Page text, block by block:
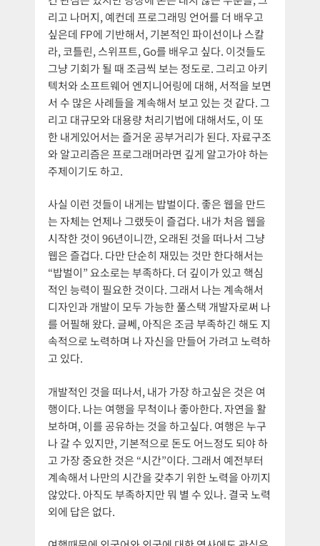
리고 나머지, 예컨데 프로그래밍 언어를 더 배우고
싶은데 FP에 기반해서, 기본적인 파이선이나 스칼
라, 코틀린, 스위프트, Go를 배우고 싶다. 이것들도
그냥 기회가 될 때 조금씩 보는 정도로. 그리고 아키
텍처와 소프트웨어 엔지니어링에 대해, 서적을 보면
서 수 많은 사례들을 계속해서 보고 있는 것 같다. 그
리고 대규모와 대용량 처리기법에 대해서도, 이 또
한 내게있어서는 즐거운 공부거리가 된다. 자료구조
와 알고리즘은 프로그래머라면 깊게 알고가야 하는
주제이기도 하고.
사실 이런 것들이 내게는 밥벌이다. 좋은 웹을 만드
는 자체는 언제나 그랬듯이 즐겁다. 내가 처음 웹을
시작한 것이 96년이니깐, 오래된 것을 떠나서 그냥
웹은 즐겁다. 다만 단순히 재밌는 것만 한다해서는
“밥벌이” 요소로는 부족하다. 더 깊이가 있고 핵심
적인 능력이 필요한 것이다. 그래서 나는 계속해서
디자인과 개발이 모두 가능한 풀스택 개발자로써 나
를 어필해 왔다. 글쎄, 아직은 조금 부족하긴 해도 지
속적으로 노력하며 나 자신을 만들어 가려고 노력하
고 있다.
개발적인 것을 떠나서, 내가 가장 하고싶은 것은 여
행이다. 나는 여행을 무척이나 좋아한다. 자연을 활
보하며, 이를 공유하는 것을 하고싶다. 여행은 누구
나 갈 수 있지만, 기본적으로 돈도 어느정도 되야 하
고 가장 중요한 것은 “시간”이다. 그래서 예전부터
계속해서 나만의 시간을 갖추기 위한 노력을 아끼지
않았다. 아직도 부족하지만 뭐 별 수 있나. 결국 노력
외에 답은 없다.